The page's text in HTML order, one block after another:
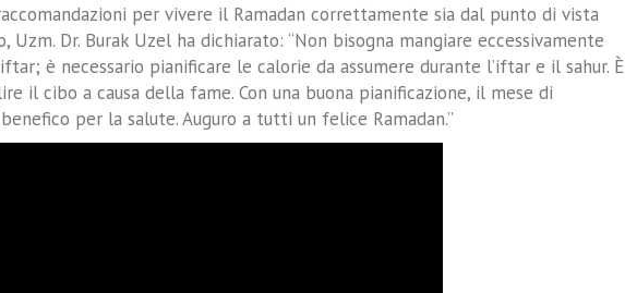
per vivere il Ramadan correttamente sia dal punto di vista
Uzm. Dr. Burak Uzel ha dichiarato: “Non bisogna mangiare eccessivamente
è necessario pianificare le calorie da assumere durante l’iftar e il sahur. È
il cibo a causa della fame. Con una buona pianificazione, il mese di
per la salute. Auguro a tutti un felice Ramadan.”